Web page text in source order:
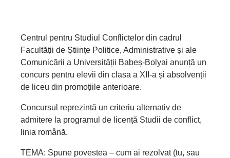
Centrul pentru Studiul Conflictelor din cadrul
Facultății de Științe Politice, Administrative și ale
Comunicării a Universității Babeș-Bolyai anunță un
concurs pentru elevii din clasa a XII-a și absolvenții
de liceu din promoțiile anterioare.
Concursul reprezintă un criteriu alternativ de
admitere la programul de licență Studii de conflict,
linia română.
TEMA: Spune povestea – cum ai rezolvat (tu, sau